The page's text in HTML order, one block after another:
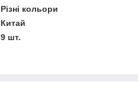
Різні кольори
Китай
9 шт.